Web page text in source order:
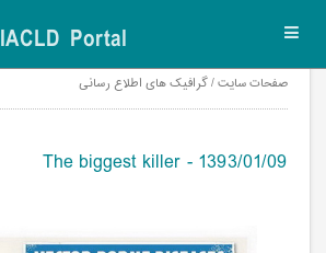
IACLD Portal
صفحات سایت / گرافیک های اطلاع رسانی
The biggest killer - 1393/01/09